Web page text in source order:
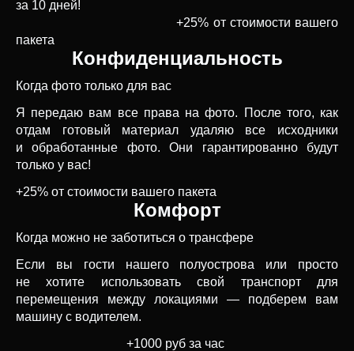
за 10 дней!
+25% от стоимости вашего
пакета
Конфиденциальность
Когда фото только для вас
Я передаю вам все права на фото. После того, как
отдам готовый материал удаляю все исходники
и обработанные фото. Они гарантированно будут
только у вас!
+25% от стоимости вашего пакета
Комфорт
Когда можно не заботиться о трансфере
Если вы гости нашего полуострова или просто
не хотите использовать свой транспорт для
перемещения между локациями — подберем вам
машину с водителем.
+1000 руб за час